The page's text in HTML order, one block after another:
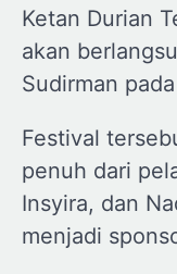
Ketan Durian
akan
Sudirman
Festival
penuh dari
Insyira, dan
menjadi